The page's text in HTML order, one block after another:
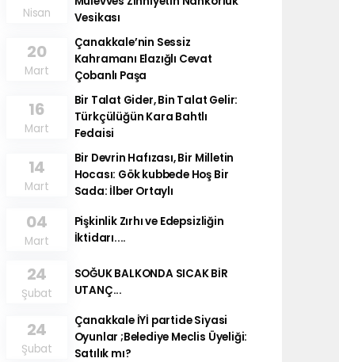
Nisan
Vesikası
20
Mart
Çanakkale’nin Sessiz
Kahramanı Elazığlı Cevat
Çobanlı Paşa
16
Mart
Bir Talat Gider, Bin Talat Gelir:
Türkçülüğün Kara Bahtlı
Fedaisi
14
Mart
Bir Devrin Hafızası, Bir Milletin
Hocası: Gök kubbede Hoş Bir
Sada: İlber Ortaylı
04
Mart
Pişkinlik Zırhı ve Edepsizliğin
İktidarı....
24
Şubat
SOĞUK BALKONDA SICAK BİR
UTANÇ...
24
Şubat
Çanakkale İYİ partide Siyasi
Oyunlar ;Belediye Meclis Üyeliği:
Satılık mı?